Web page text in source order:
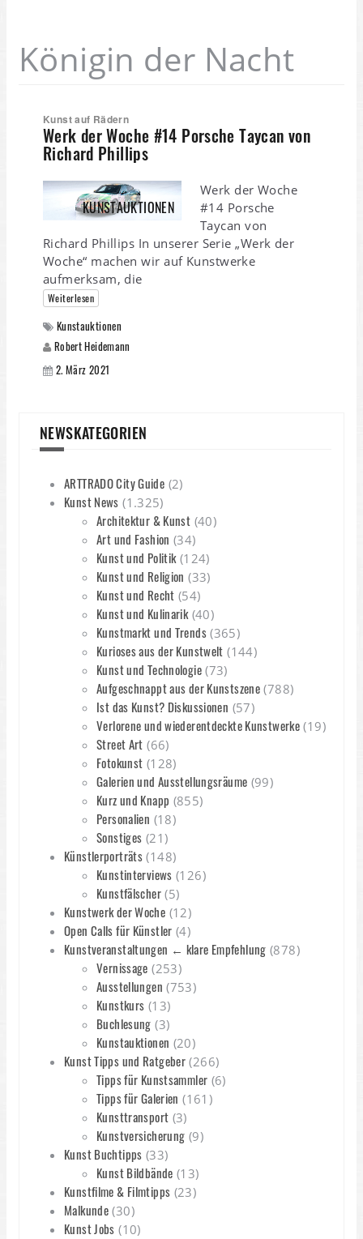
Königin der Nacht
Kunst auf Rädern
Werk der Woche #14 Porsche Taycan von
Richard Phillips
KUNSTAUKTIONEN
Werk der Woche
#14 Porsche
Taycan von
Richard Phillips In unserer Serie „Werk der
Woche“ machen wir auf Kunstwerke
aufmerksam, die
Weiterlesen
Kunstauktionen
Robert Heidemann
2. März 2021
NEWSKATEGORIEN
ARTTRADO City Guide (2)
Kunst News (1.325)
Architektur & Kunst (40)
Art und Fashion (34)
Kunst und Politik(124)
Kunst und Religion (33)
Kunst und Recht (54)
Kunst und Kulinarik(40)
Kunstmarkt und Trends(365)
Kurioses aus der Kunstwelt (144)
Kunst und Technologie(73)
Aufgeschnappt aus der Kunstszene (788)
Ist das Kunst? Diskussionen (57)
Verlorene und wiederentdeckte Kunstwerke (19)
Street Art (66)
Fotokunst (128)
Galerien und Ausstellungsräume (99)
Kurz und Knapp (855)
Personalien (18)
Sonstiges (21)
Künstlerporträts (148)
Kunstinterviews (126)
Kunstfälscher(5)
Kunstwerk der Woche (12)
Open Calls für Künstler (4)
Kunstveranstaltungen ← klare Empfehlung (878)
Vernissage (253)
Ausstellungen (753)
Kunstkurs (13)
Buchlesung (3)
Kunstauktionen (20)
Kunst Tipps und Ratgeber (266)
Tipps für Kunstsammler (6)
Tipps für Galerien (161)
Kunsttransport (3)
Kunstversicherung (9)
Kunst Buchtipps (33)
Kunst Bildbände (13)
Kunstfilme & Filmtipps (23)
Malkunde (30)
Kunst Jobs (10)